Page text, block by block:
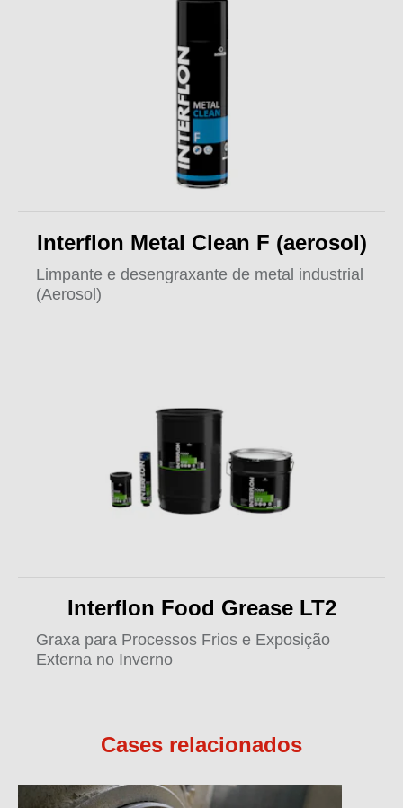
Interflon Metal Clean F (aerosol)
Limpante e desengraxante de metal industrial
(Aerosol)
Interflon Food Grease LT2
Graxa para Processos Frios e Exposição
Externa no Inverno
Cases relacionados